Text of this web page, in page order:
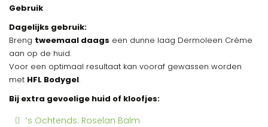
Gebruik
Dagelijks gebruik:
Breng tweemaal daags een dunne laag Dermoleen Crème
aan op de huid.
Voor een optimaal resultaat kan vooraf gewassen worden
met HFL Bodygel.
Bij extra gevoelige huid of kloofjes:
’s Ochtends: Roselan Balm